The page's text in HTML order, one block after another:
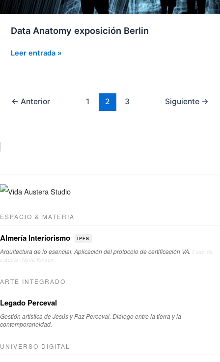
Data Anatomy exposición Berlin
Data
Leer entrada »
← Anterior 1 2 3 Siguiente →
ESPACIO & MATERIA
Almería Interiorismo IPFS
Arquitectura de lo esencial. Aplicación del protocolo de certificación VA. Caso de
estudio: Nuria Kinson.
ARTE INTEGRADO
Legado Perceval
Gestión artística de Jesús y Paz Perceval. Diálogo entre la tierra y la
contemporaneidad.
UNIVERSO DIGITAL